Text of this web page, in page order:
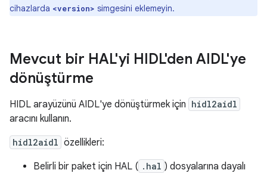
cihazlarda <version> simgesini eklemeyin.
Mevcut bir HAL'yi HIDL'den AIDL'ye
dönüştürme
HIDL arayüzünü AIDL'ye dönüştürmek için hidl2aidl
aracını kullanın.
hidl2aidl özellikleri:
Belirli bir paket için HAL ( .hal ) dosyalarına dayalı